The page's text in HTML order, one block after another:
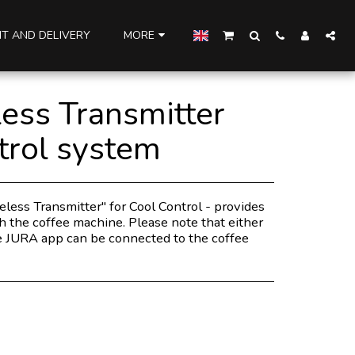
AND DELIVERY MORE
Transmitter
system
Transmitter" for Cool Control - provides
the coffee machine. Please note that either
app can be connected to the coffee